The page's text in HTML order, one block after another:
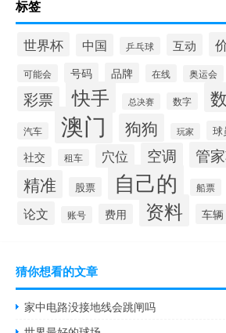
标签
世界杯 中国 乒乓球 互动
可能会 号码 品牌 在线 奥运会
彩票 快手 总决赛 数字
汽车 澳门 狗狗 玩家 球
社交 租车 穴位 空调 管
精准 股票 自己的 船票
论文 账号 费用 资料 车辆
猜你想看的文章
家中电路没接地线会跳闸吗